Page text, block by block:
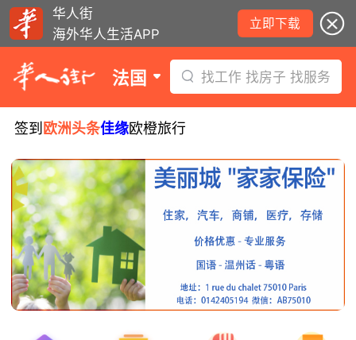
华人街
海外华人生活APP
立即下载
法国 找工作 找房子 找服务
签到 欧洲头条佳缘欧橙旅行